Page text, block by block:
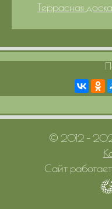
Террасная
© 2012 –
Сайт